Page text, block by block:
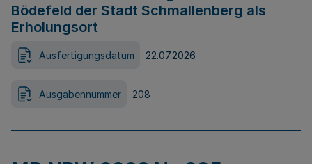
Bödefeld der Stadt Schmallenberg als
Erholungsort
Ausfertigungsdatum 22.07.2026
Ausgabennummer 208